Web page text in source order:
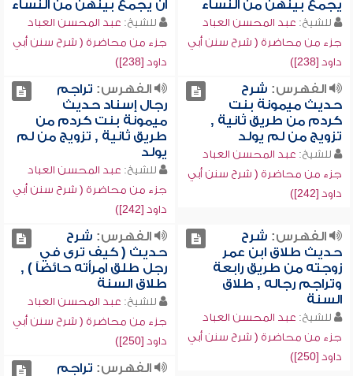
يجمع بينهن من النساء
للشيخ: عبد المحسن العباد
جزء من محاضرة ( شرح سنن أبي
داود [238])
أن يجمع بينهن من النساء
للشيخ: عبد المحسن العباد
جزء من محاضرة ( شرح سنن أبي
داود [238])
الفهرس: شرح
حديث ميمونة بنت
كردم من طريق ثانية ,
تزويج من لم يولد
للشيخ: عبد المحسن العباد
جزء من محاضرة ( شرح سنن أبي
داود [242])
الفهرس: تراجم
رجال إسناد حديث
ميمونة بنت كردم من
طريق ثانية , تزويج من لم
يولد
للشيخ: عبد المحسن العباد
جزء من محاضرة ( شرح سنن أبي
داود [242])
الفهرس: شرح
حديث طلاق ابن عمر
زوجته من طريق رابعة
وتراجم رجاله , طلاق
السنة
للشيخ: عبد المحسن العباد
جزء من محاضرة ( شرح سنن أبي
داود [250])
الفهرس: شرح
حديث ( كيف ترى في
رجل طلق امرأته حائضاً ) ,
طلاق السنة
للشيخ: عبد المحسن العباد
جزء من محاضرة ( شرح سنن أبي
داود [250])
الفهرس: تراجم